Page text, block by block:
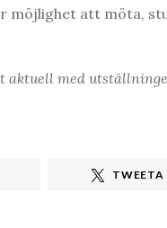
möjlighet att möta,
med